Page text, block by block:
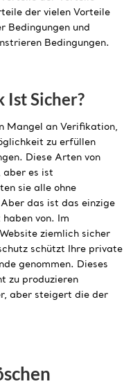
der vielen Vorteile
Bedingungen und
Bedingungen.
Ist Sicher?
Mangel an Verifikation,
zu erfüllen
Diese Arten von
aber es ist
sie alle ohne
das ist das einzige
von. Im
ziemlich sicher
schützt Ihre private
genommen. Dieses
zu produzieren
aber steigert die der